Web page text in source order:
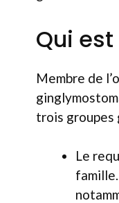
Qui
Membre de
trois groupes
Le